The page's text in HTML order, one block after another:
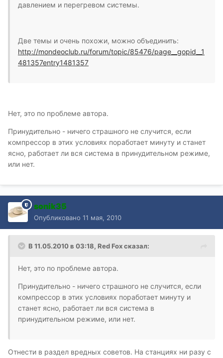
давлением и перегревом системы.
Две темы и очень похожи, можно объединить:
http://mondeoclub.ru/forum/topic/85476/page__gopid__1
481357entry1481357
Нет, это по проблеме автора.
Принудительно - ничего страшного не случится, если
компрессор в этих условиях поработает минуту и станет
ясно, работает ли вся система в принудительном режиме,
или нет.
sonik35
Опубликовано 11 мая, 2010
В 11.05.2010 в 03:18, Red Fox сказал:
Нет, это по проблеме автора.
Принудительно - ничего страшного не случится, если
компрессор в этих условиях поработает минуту и
станет ясно, работает ли вся система в
принудительном режиме, или нет.
Отнести в раздел вредных советов. На станциях ни разу с